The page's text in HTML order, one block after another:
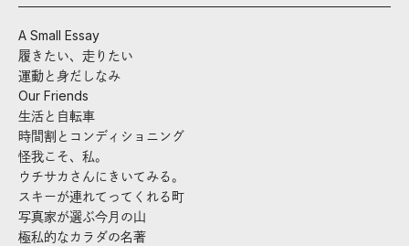
A Small Essay
履きたい、走りたい
運動と身だしなみ
Our Friends
生活と自転車
時間割とコンディショニング
怪我こそ、私。
ウチサカさんにきいてみる。
スキーが連れてってくれる町
写真家が選ぶ今月の山
極私的なカラダの名著